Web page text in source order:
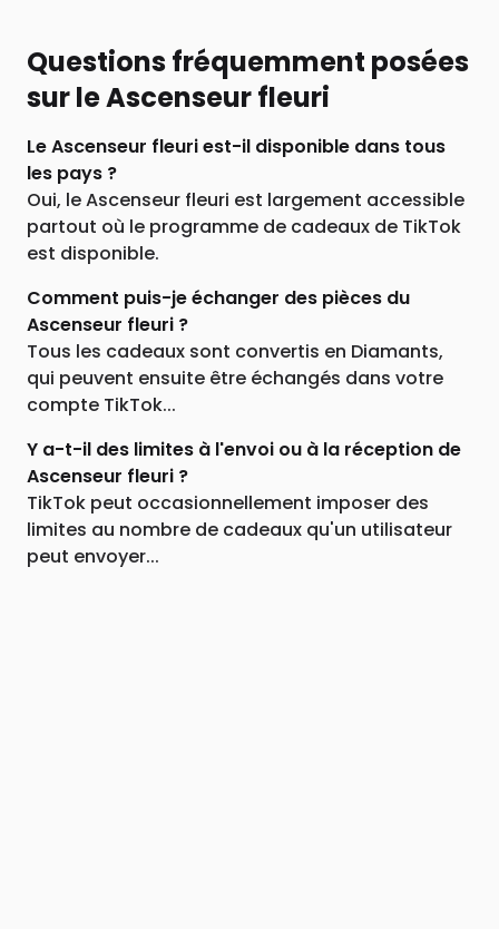
Questions fréquemment posées
sur le Ascenseur fleuri
Le Ascenseur fleuri est-il disponible dans tous
les pays ?
Oui, le Ascenseur fleuri est largement accessible
partout où le programme de cadeaux de TikTok
est disponible.
Comment puis-je échanger des pièces du
Ascenseur fleuri ?
Tous les cadeaux sont convertis en Diamants,
qui peuvent ensuite être échangés dans votre
compte TikTok...
Y a-t-il des limites à l'envoi ou à la réception de
Ascenseur fleuri ?
TikTok peut occasionnellement imposer des
limites au nombre de cadeaux qu'un utilisateur
peut envoyer...